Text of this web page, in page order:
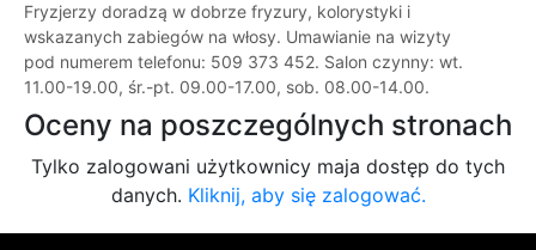
Fryzjerzy doradzą w dobrze fryzury, kolorystyki i
wskazanych zabiegów na włosy. Umawianie na wizyty
pod numerem telefonu: 509 373 452. Salon czynny: wt.
11.00-19.00, śr.-pt. 09.00-17.00, sob. 08.00-14.00.
Oceny na poszczególnych stronach
Tylko zalogowani użytkownicy maja dostęp do tych
danych. Kliknij, aby się zalogować.